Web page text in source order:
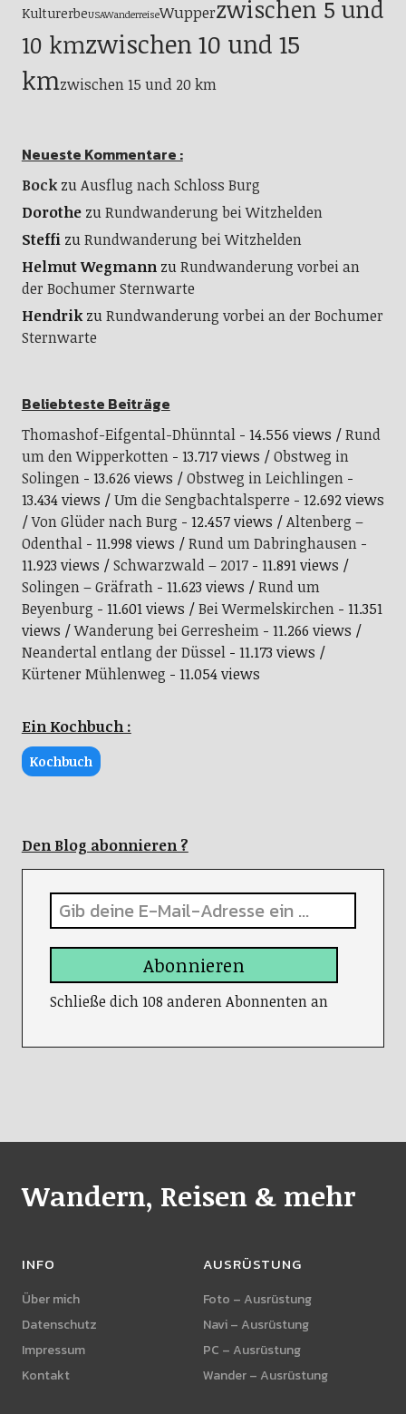
KulturerbeUSAWanderreiseWupperzwischen 5 und
10 kmzwischen 10 und 15
kmzwischen 15 und 20 km
Neueste Kommentare :
BockzuAusflug nach Schloss Burg
DorothezuRundwanderung bei Witzhelden
SteffizuRundwanderung bei Witzhelden
Helmut WegmannzuRundwanderung vorbei an
der Bochumer Sternwarte
HendrikzuRundwanderung vorbei an der Bochumer
Sternwarte
Beliebteste Beiträge
Thomashof-Eifgental-Dhünntal- 14.556 views
Rund
um den Wipperkotten- 13.717 views
Obstweg in
Solingen- 13.626 views Obstweg in Leichlingen-
13.434 views
Um die Sengbachtalsperre - 12.692 views
Von Glüder nach Burg - 12.457 views
Altenberg –
Odenthal- 11.998 views Rund um Dabringhausen-
11.923 views
Schwarzwald – 2017- 11.891 views
Solingen – Gräfrath- 11.623 views
Rund um
Beyenburg - 11.601 views Bei Wermelskirchen- 11.351
views
Wanderung bei Gerresheim- 11.266 views
Neandertal entlang der Düssel- 11.173 views
Kürtener Mühlenweg - 11.054 views
Ein Kochbuch :
Kochbuch
Den Blog abonnieren ?
Abonnieren
Schließe dich 108 anderen Abonnenten an
Wandern, Reisen & mehr
INFO
Über mich
Datenschutz
Impressum
Kontakt
AUSRÜSTUNG
Foto – Ausrüstung
Navi – Ausrüstung
PC – Ausrüstung
Wander – Ausrüstung